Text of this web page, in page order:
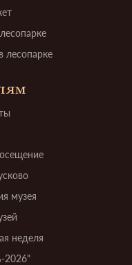
лесопарке
музея
неделя
2026"